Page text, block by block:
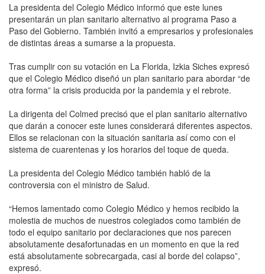
La presidenta del Colegio Médico informó que este lunes
presentarán un plan sanitario alternativo al programa Paso a
Paso del Gobierno. También invitó a empresarios y profesionales
de distintas áreas a sumarse a la propuesta.
Tras cumplir con su votación en La Florida, Izkia Siches expresó
que el Colegio Médico diseñó un plan sanitario para abordar “de
otra forma” la crisis producida por la pandemia y el rebrote.
La dirigenta del Colmed precisó que el plan sanitario alternativo
que darán a conocer este lunes considerará diferentes aspectos.
Ellos se relacionan con la situación sanitaria así como con el
sistema de cuarentenas y los horarios del toque de queda.
La presidenta del Colegio Médico también habló de la
controversia con el ministro de Salud.
“Hemos lamentado como Colegio Médico y hemos recibido la
molestia de muchos de nuestros colegiados como también de
todo el equipo sanitario por declaraciones que nos parecen
absolutamente desafortunadas en un momento en que la red
está absolutamente sobrecargada, casi al borde del colapso”,
expresó.